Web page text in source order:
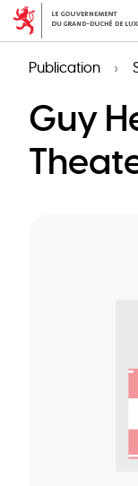
Aller
au
principal
Publication
Guy